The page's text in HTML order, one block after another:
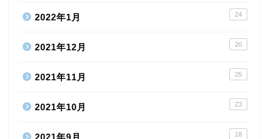
2022年1月 24
2021年12月 20
2021年11月 25
2021年10月 23
2021年9月 18